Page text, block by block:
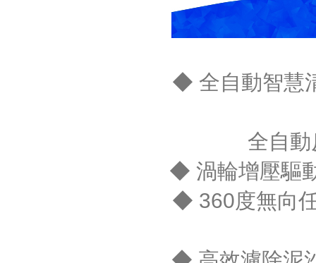
◆ 全自動智慧
全自
◆ 渦輪增壓驅
◆ 360度無向